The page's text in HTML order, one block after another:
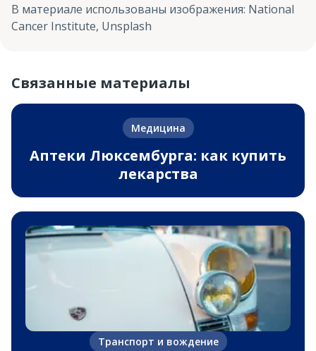
В материале использованы изображения: National
Cancer Institute, Unsplash
Связанные материалы
Медицина
Аптеки Люксембурга: как купить
лекарства
Транспорт и вождение